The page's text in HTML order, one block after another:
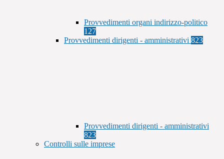
Provvedimenti organi indirizzo-politico
127
Provvedimenti dirigenti - amministrativi 823
Provvedimenti dirigenti - amministrativi
823
Controlli sulle imprese